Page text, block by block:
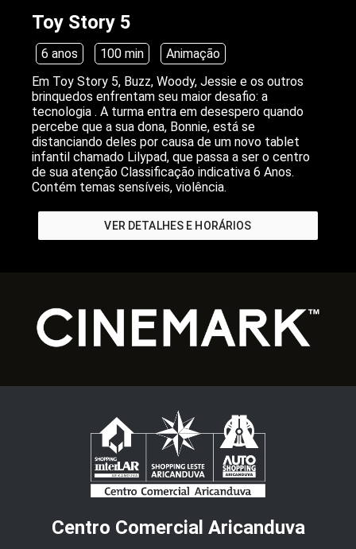
Toy Story 5
6 anos 100 min
Animação
Em Toy Story 5, Buzz, Woody, Jessie e os outros
brinquedos enfrentam seu maior desafio: a
tecnologia . A turma entra em desespero quando
percebe que a sua dona, Bonnie, está se
distanciando deles por causa de um novo tablet
infantil chamado Lilypad, que passa a ser o centro
de sua atenção Classificação indicativa 6 Anos.
Contém temas sensíveis, violência.
VER DETALHES E HORÁRIOS
Centro Comercial Aricanduva